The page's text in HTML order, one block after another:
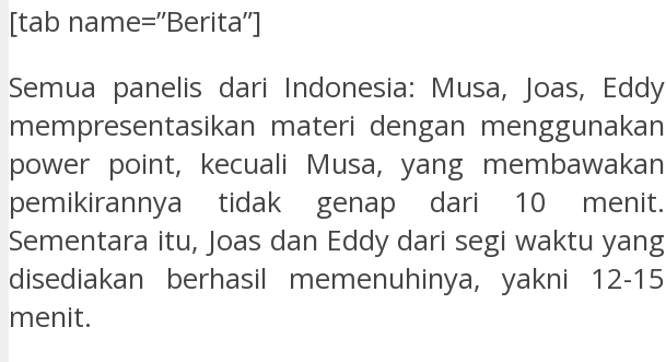
[tab name=”Berita”]
Semua panelis dari Indonesia: Musa, Joas, Eddy
mempresentasikan materi dengan menggunakan
power point, kecuali Musa, yang membawakan
pemikirannya tidak genap dari 10 menit.
Sementara itu, Joas dan Eddy dari segi waktu yang
disediakan berhasil memenuhinya, yakni 12-15
menit.